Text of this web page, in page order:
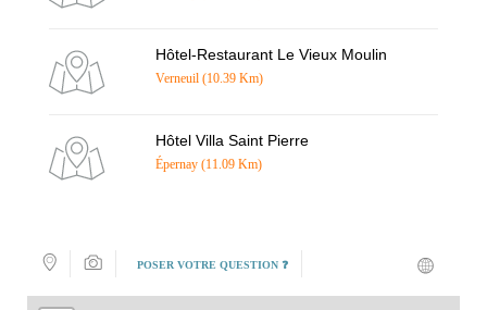
Hôtel-Restaurant Le Vieux Moulin
Verneuil (10.39 Km)
Hôtel Villa Saint Pierre
Épernay (11.09 Km)
POSER VOTRE QUESTION ❓